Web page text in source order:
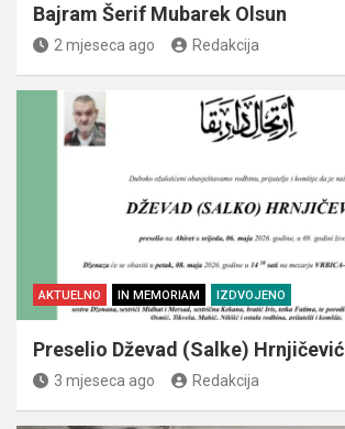
Bajram Šerif Mubarek Olsun
2 mjeseca ago Redakcija
AKTUELNO IN MEMORIAM IZDVOJENO
Preselio Dževad (Salke) Hrnjičević
3 mjeseca ago Redakcija